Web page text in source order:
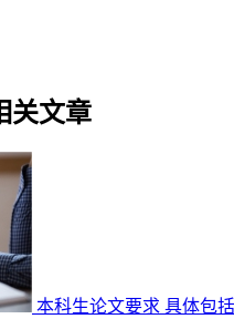
关文章
本科生论文要求 具体包